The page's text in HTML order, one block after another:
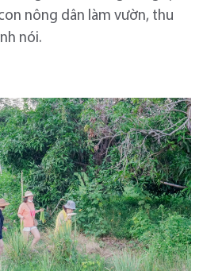
nông dân làm vườn, thu
nói.